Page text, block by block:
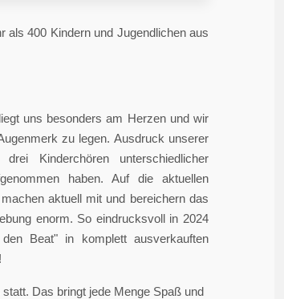
400 Kindern und Jugendlichen aus
uns besonders am Herzen und wir
zu legen. Ausdruck unserer
Kinderchören unterschiedlicher
haben. Auf die aktuellen
aktuell mit und bereichern das
enorm. So eindrucksvoll in 2024
Beat" in komplett ausverkauften
Das bringt jede Menge Spaß und